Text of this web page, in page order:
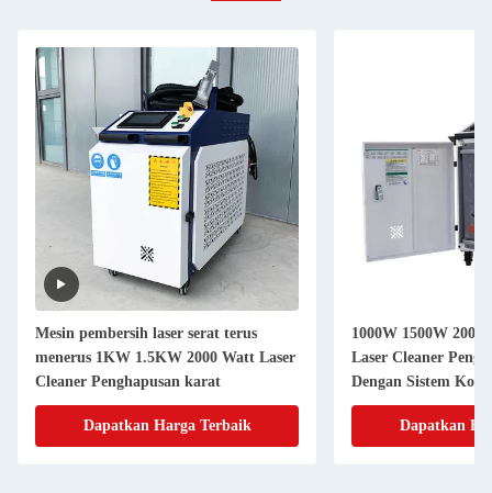
Mesin pembersih laser serat terus
menerus 1KW 1.5KW 2000 Watt Laser
Cleaner Penghapusan karat
Dapatkan Harga Terbaik
1000W 1500W
Laser Cleaner
Dengan Sistem
Dapatkan